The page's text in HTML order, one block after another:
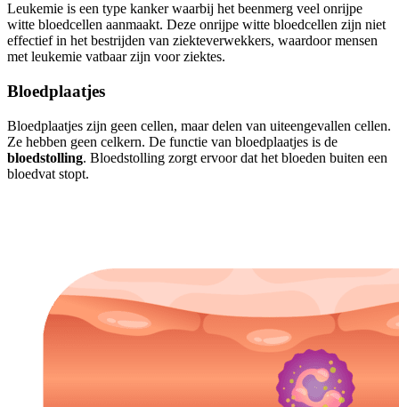
Leukemie is een type kanker waarbij het beenmerg veel onrijpe
witte bloedcellen aanmaakt. Deze onrijpe witte bloedcellen zijn niet
effectief in het bestrijden van ziekteverwekkers, waardoor mensen
met leukemie vatbaar zijn voor ziektes.
Bloedplaatjes
Bloedplaatjes zijn geen cellen, maar delen van uiteengevallen cellen.
Ze hebben geen celkern. De functie van bloedplaatjes is de
bloedstolling. Bloedstolling zorgt ervoor dat het bloeden buiten een
bloedvat stopt.